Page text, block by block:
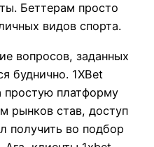
Беттерам просто
видов спорта.
вопросов, заданных
буднично. 1XBet
простую платформу
рынков став, доступ
получить во подбор